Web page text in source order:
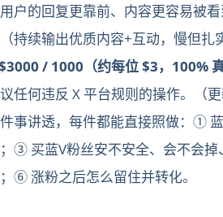
的回复更靠前、内容更容易被
（持续输出优质内容+互动，慢但扎
/ 1000（约每位 $3，100%
任何违反 X 平台规则的操作。（更
事讲透，每件都能直接照做：①
③ 买蓝V粉丝安不安全、会不会
⑥ 涨粉之后怎么留住并转化。